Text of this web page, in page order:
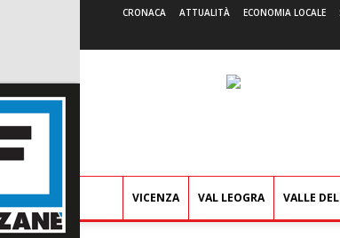
CRONACA ATTUALITÀ ECONOMIA LOCALE
VICENZA VAL LEOGRA VALLE